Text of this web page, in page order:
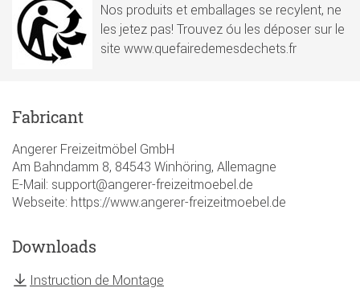
Nos produits et emballages se recylent, ne
les jetez pas! Trouvez óu les déposer sur le
site www.quefairedemesdechets.fr
Fabricant
Angerer Freizeitmöbel GmbH
Am Bahndamm 8, 84543 Winhöring, Allemagne
E-Mail: support@angerer-freizeitmoebel.de
Webseite: https://www.angerer-freizeitmoebel.de
Downloads
Instruction de Montage